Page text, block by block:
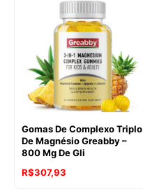
Gomas De Complexo Triplo
De Magnésio Greabby –
800 Mg De Gli
R$307,93